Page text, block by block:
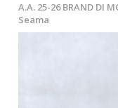
A.A. 25-26 BRAND DI
Seama